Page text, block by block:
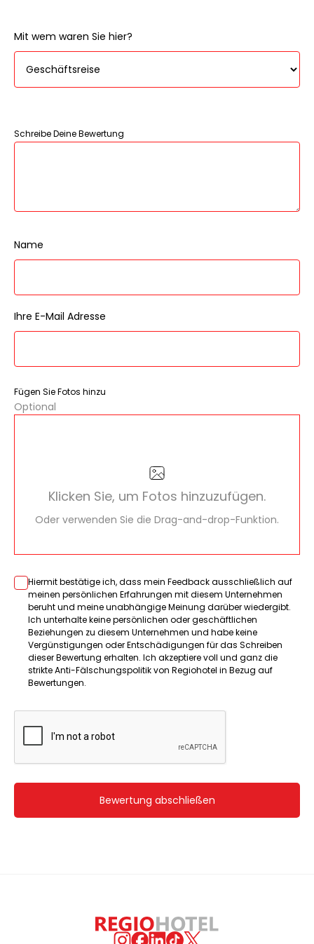
Mit wem waren Sie hier?
Schreibe Deine Bewertung
Name
Ihre E-Mail Adresse
Fügen Sie Fotos hinzu
Optional
Klicken Sie, um Fotos hinzuzufügen.
Oder verwenden Sie die Drag-and-drop-Funktion.
Hiermit bestätige ich, dass mein Feedback ausschließlich auf
meinen persönlichen Erfahrungen mit diesem Unternehmen
beruht und meine unabhängige Meinung darüber wiedergibt.
Ich unterhalte keine persönlichen oder geschäftlichen
Beziehungen zu diesem Unternehmen und habe keine
Vergünstigungen oder Entschädigungen für das Schreiben
dieser Bewertung erhalten. Ich akzeptiere voll und ganz die
strikte Anti-Fälschungspolitik von Regiohotel in Bezug auf
Bewertungen.
Bewertung abschließen